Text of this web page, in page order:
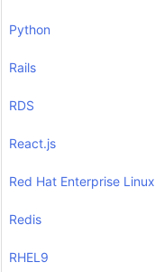
Python
Rails
RDS
React.js
Red Hat Enterprise Linux
Redis
RHEL9